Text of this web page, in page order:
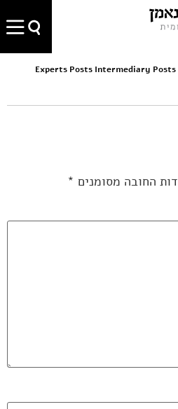
Experts Posts Intermediary Posts
החובה מסומנים *